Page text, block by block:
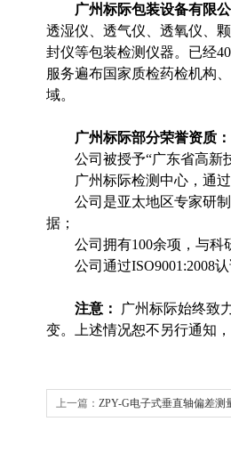
广州标际包装设备有限
透湿仪、透气仪、透氧仪、
封仪等包装检测仪器。已经
服务遍布国家质检药检机构
域。
广州标际部分荣誉资质：
公司被授予“广东省高新
广州标际检测中心，通过
公司是亚太地区专家研
据；
公司拥有100余项，与科
公司通过ISO9001:2008
注意：
广州标际始终致
变。上述情况恕不另行通知
上一篇： ZPY-G电子式垂直轴偏差测